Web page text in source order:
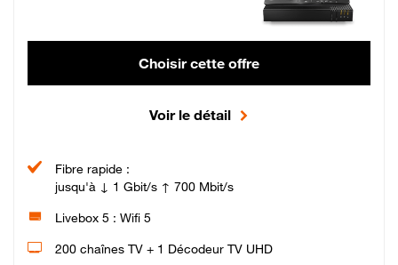
Choisir cette offre
Voir le détail
Fibre rapide :
jusqu'à ↓ 1 Gbit/s ↑ 700 Mbit/s
Livebox 5 : Wifi 5
200 chaînes TV + 1 Décodeur TV UHD